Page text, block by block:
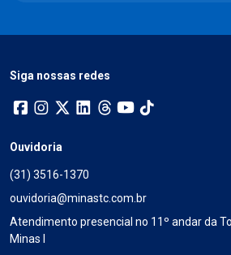
Siga nossas redes
Ouvidoria
(31) 3516-1370
ouvidoria@minastc.com.br
Atendimento presencial no 11º andar da
Minas I